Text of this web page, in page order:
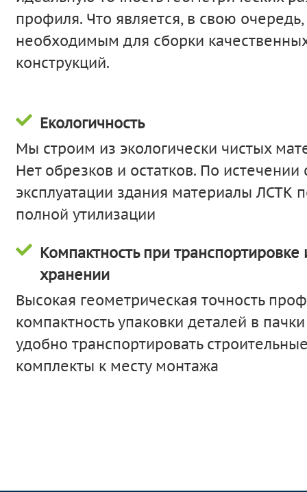
профиля. Что является, в свою очередь,
необходимым для сборки
конструкций.
Екологичность
Мы строим из экологически чистых
Нет обрезков и остатков. По истечении
эксплуатации здания материалы ЛСТК
полной утилизации
Компактность при транспортировке
хранении
Высокая геометрическая точность
компактность упаковки деталей в
удобно транспортировать
комплекты к месту монтажа